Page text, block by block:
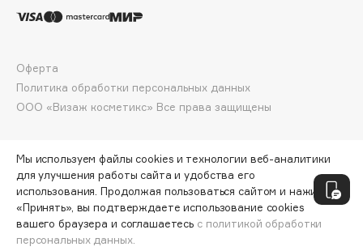
Dolomit
Dr. Vranjes Firenze
Dr.Althea
DSD de Luxe
Dyson
СООБЩИТЬ О ПОСТУПЛЕНИИ
ООО «Визаж косметикс» Все права защищены
Оферта
Политика обработки персональных данных
Мы используем файлы cookies и технологии веб-аналитики
для улучшения работы сайта и удобства его
использования. Продолжая пользоваться сайтом и нажимая
«Принять», вы подтверждаете использование cookies
вашего браузера и соглашаетесь с политикой обработки
персональных данных.